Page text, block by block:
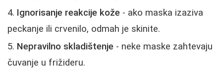
Ignorisanje reakcije kože - ako maska izaziva
peckanje ili crvenilo, odmah je skinite.
Nepravilno skladištenje - neke maske zahtevaju
čuvanje u frižideru.